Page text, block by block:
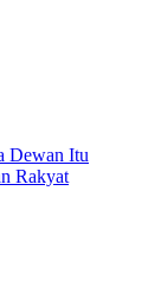
Dewan Itu
Rakyat